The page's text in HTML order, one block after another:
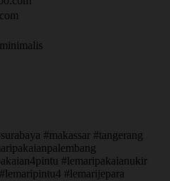
#makassar #tangerang
#lemaripakaianukir
#lemarijepara